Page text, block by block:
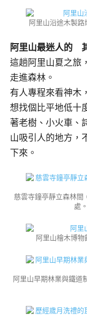
阿里山沿途木製
阿里山最迷人的
這趟阿里山夏之旅
走進森林。
有人專程來看神木
想找個比平地低十
著老樹、小火車、
山吸引人的地方，
下來。
慈雲寺鐘亭靜立森林間
處
阿里山檜木博
阿里山早期林業與鐵道